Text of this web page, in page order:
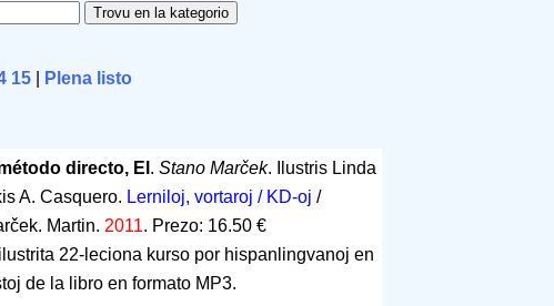
15 Plena listo
directo, El . Stano Marček. Ilustris Linda
A. Casquero. Lerniloj, vortaroj / KD-oj /
Martin. 2011. Prezo: 16.50 €
22-leciona kurso por hispanlingvanoj en
de la libro en formato MP3.